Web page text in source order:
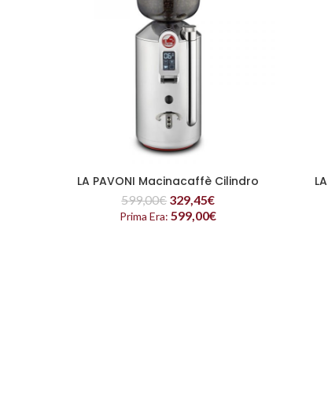
LEGGI TUTTO
LA PAVONI Macinacaffè Cilindro
599,00€ 329,45€
Prima Era:599,00€